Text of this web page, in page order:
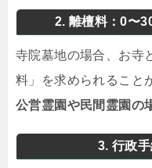
2. 離檀料：0〜
寺院墓地の場合、お寺
料」を求められること
公営霊園や民間霊園の
3. 行政